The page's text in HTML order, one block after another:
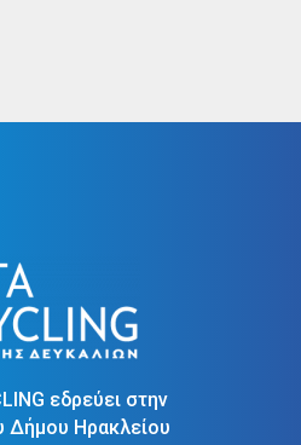
εδρεύει στην
Δήμου Ηρακλείου